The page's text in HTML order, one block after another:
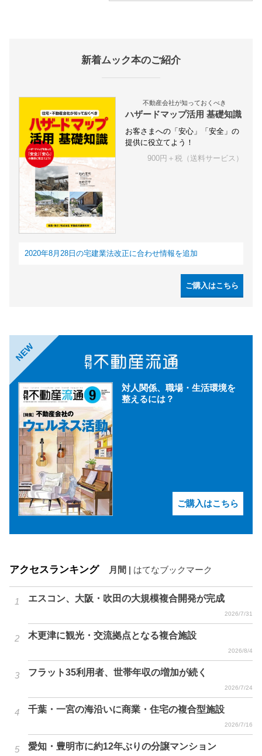
新着ムック本のご紹介
不動産会社が知っておくべき
ハザードマップ活用 基礎知識
お客さまへの「安心」「安全」の
提供に役立てよう！
900円＋税（送料サービス）
2020年8月28日の宅建業法改正に合わせ情報を追加
ご購入はこちら
NEW
対人関係、職場・生活環境を
整えるには？
ご購入はこちら
アクセスランキング 月間 はてなブックマーク
エスコン、大阪・吹田の大規模複合開発が完成
2026/7/31
木更津に観光・交流拠点となる複合施設
2026/8/4
フラット35利用者、世帯年収の増加が続く
2026/7/24
千葉・一宮の海沿いに商業・住宅の複合型施設
2026/7/16
愛知・豊明市に約12年ぶりの分譲マンション